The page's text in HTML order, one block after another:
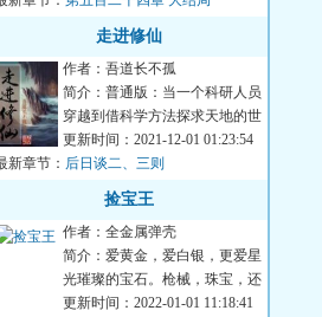
走进修仙
作者：吾道长不孤
简介：普通版：当一个科研人员
穿越到借科学方法探求天地的世
界……王崎：我们的口号是学好
数理化，修仙问...
更新时间：2021-12-01 01:23:54
新章节： 后日谈二、三则
捡宝王
作者：全金属弹壳
简介：爱黄金，爱白银，更爱星
光璀璨的宝石。枪械，珠宝，还
有贵金属，收藏家的世界怎么能
更新时间：2022-01-01 11:18:41